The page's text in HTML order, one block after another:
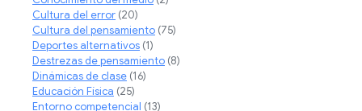
Cultura del error (20)
Cultura del pensamiento (75)
Deportes alternativos (1)
Destrezas de pensamiento (8)
Dinámicas de clase (16)
Educación Física (25)
Entorno competencial (13)